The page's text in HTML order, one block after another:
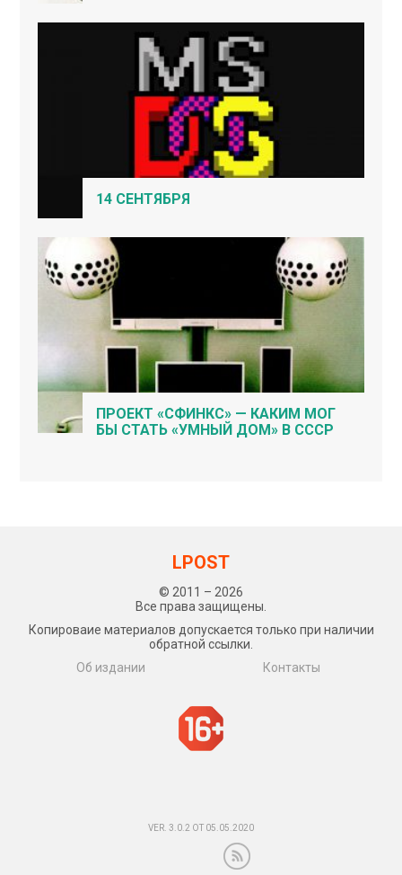
14 СЕНТЯБРЯ
ПРОЕКТ «СФИНКС» — КАКИМ МОГ
БЫ СТАТЬ «УМНЫЙ ДОМ» В СССР
LPOST
© 2011 – 2026
Все права защищены.
Копироваие материалов допускается только при наличии
обратной ссылки.
Об издании
Контакты
VER. 3.0.2 ОТ 05.05.2020